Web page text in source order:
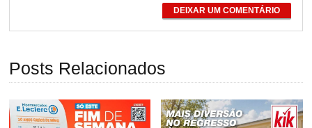
DEIXAR UM COMENTÁRIO
Posts Relacionados